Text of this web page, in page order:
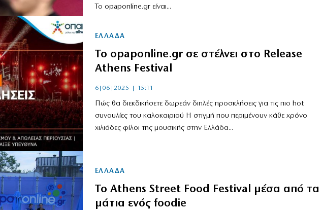
Το opaponline.gr είναι...
ΕΛΛΑΔΑ
Το opaponline.gr σε στέλνει στο Release
Athens Festival
6|06|2025 | 15:11
Πώς θα διεκδικήσετε δωρεάν διπλές προσκλήσεις για τις πιο hot
συναυλίες του καλοκαιριού Η στιγμή που περιμένουν κάθε χρόνο
χιλιάδες φίλοι της μουσικής στην Ελλάδα...
ΕΛΛΑΔΑ
Το Athens Street Food Festival μέσα από τα
μάτια ενός foodie